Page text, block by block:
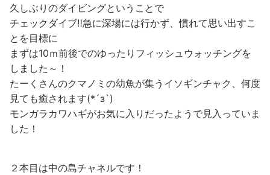
久しぶりのダイビングということで
チェックダイブ‼急に深場には行かず、慣れて思い出すこ
とを目標に
まずは10ｍ前後でのゆったりフィッシュウォッチングを
しました～！
たーくさんのクマノミの幼魚が集うイソギンチャク、何度
見ても癒されます(*´з`)
モンガラカワハギがお気に入りだったようで見入っていま
した！
２本目は中の島チャネルです！